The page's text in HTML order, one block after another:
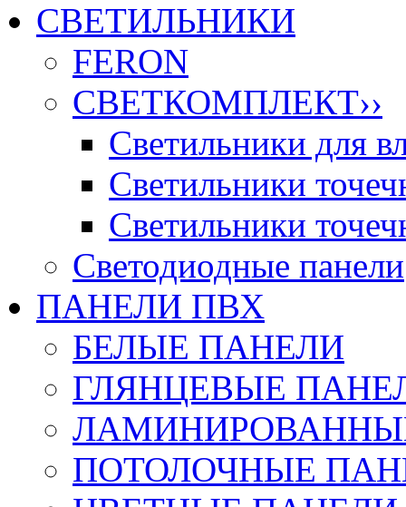
СВЕТИЛЬНИКИ
FERON
СВЕТКОМПЛЕКТ››
Светильники для
Светильники
Светильники
Светодиодные панели
ПАНЕЛИ ПВХ
БЕЛЫЕ ПАНЕЛИ
ГЛЯНЦЕВЫЕ
ПОТОЛОЧНЫЕ